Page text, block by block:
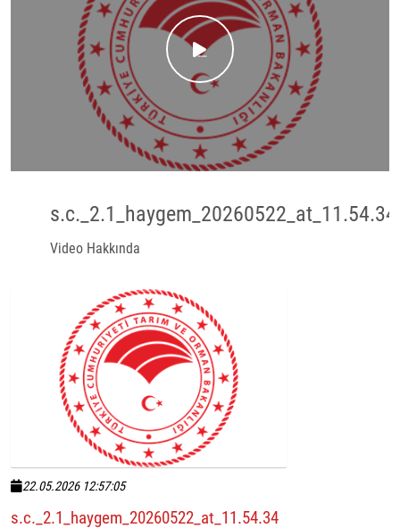
s.c._2.1_haygem_20260522_at_11.54.34
Video Hakkında
22.05.2026 12:57:05
s.c._2.1_haygem_20260522_at_11.54.34